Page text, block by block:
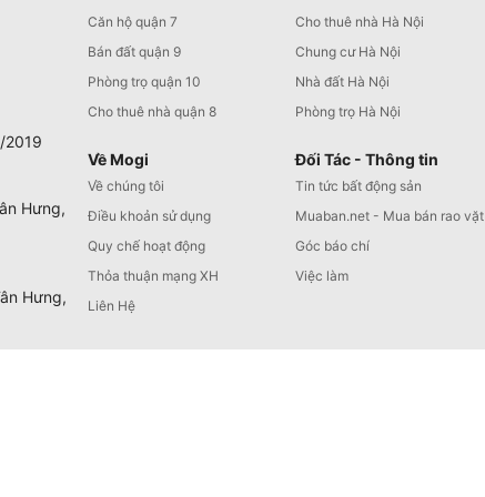
Căn hộ quận 7
Bán đất quận 9
Phòng trọ quận 10
Cho thuê nhà quận 8
Cho thuê nhà Hà Nội
Chung cư Hà Nội
Nhà đất Hà Nội
Phòng trọ Hà Nội
Về Mogi
Về chúng tôi
Điều khoản sử dụng
Quy chế hoạt động
Thỏa thuận mạng XH
Liên Hệ
Đối Tác - Thông tin
Tin tức bất động sản
Muaban.net - Mua bán rao vặt
Góc báo chí
Việc làm
2019
Hưng,
Hưng,